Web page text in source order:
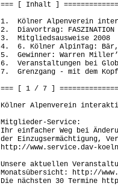
=== [ Inhalt ]
1. Kölner Alpenverein
2. Diavortrag: FASZINATION
3. Mitgliedsausweise 2008
4. 6. Kölner AlpinTag: Bär,
5. Gewinner: Warren Miller’s
6. Veranstaltungen bei
7. Grenzgang - mit dem
=== [ 1 / 7 ]
Kölner Alpenverein
Mitglieder-Service:
Ihr einfacher Weg bei
der Einzugsermächtigung,
http://www.service.dav-
Unsere aktuellen
Monatsübersicht: http://
Die nächsten 30 Termine